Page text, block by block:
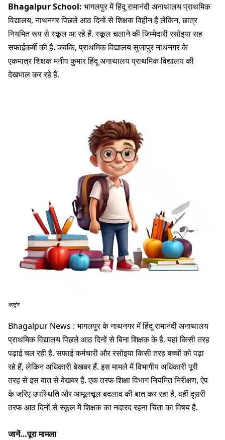
Bhagalpur School: भागलपुर में हिंदू रामानंदी अनाथालय प्राथमिक
विद्यालय, नाथनगर पिछले आठ दिनों से शिक्षक विहीन है लेकिन, छात्र
नियमित रूप से स्कूल आ रहे हैं. स्कूल चलाने की जिम्मेदारी रसोइया सह
सफाईकर्मी की है. जबकि, प्राथमिक विद्यालय सुजापुर नाथनगर के
एकमात्र शिक्षक मनीष कुमार हिंदू अनाथालय प्राथमिक विद्यालय की
देखभाल कर रहे हैं.
कार्टून
Bhagalpur News : भागलपुर के नाथनगर में हिंदू रामानंदी अनाथालय
प्राथमिक विद्यालय पिछले आठ दिनों से बिना शिक्षक के है. यहां किसी तरह
पढ़ाई चल रही है. सफाई कर्मचारी और रसोइया किसी तरह बच्चों को पढ़ा
रहे हैं, लेकिन अधिकारी बेखबर हैं. इस मामले में विभागीय अधिकारी पूरी
तरह से इस बात से बेखबर हैं. एक तरफ शिक्षा विभाग नियमित निरीक्षण, ऐप
के जरिए उपस्थिति और आमूलचूल बदलाव की बात कर रहा है, वहीं दूसरी
तरफ आठ दिनों से स्कूल में शिक्षक का नदारद रहना चिंता का विषय है.
जानें…पूरा मामला